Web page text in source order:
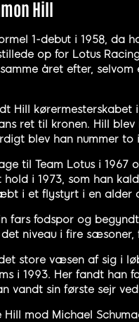
Hill
1-debut i 1958, da
op for Lotus
året efter,
Hill kørermesterskabet
ret til kronen. Hill
blev han nummer to
til Team Lotus i 1967
hold i 1973, som han
i et flystyrt i en alder
fars fodspor og
niveau i fire sæsoner,
store væsen af sig i
i 1993. Her fandt han
vandt sin første sejr
mod Michael